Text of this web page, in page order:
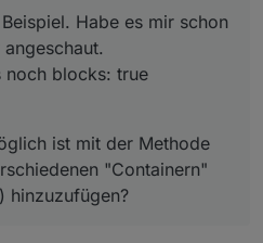
Habe es mir schon
noch blocks: true
ist mit der Methode
"Containern"
hinzuzufügen?